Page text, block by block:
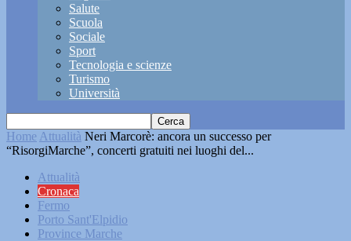
Salute
Scuola
Sociale
Sport
Tecnologia e scienze
Turismo
Università
Home Attualità Neri Marcorè: ancora un successo per
“RisorgiMarche”, concerti gratuiti nei luoghi del...
Attualità
Cronaca
Fermo
Porto Sant'Elpidio
Province Marche